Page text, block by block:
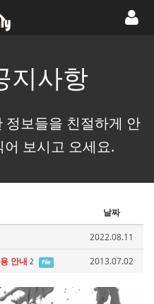
지사항
정보들을 친절하게 안
보시고 오세요.
날짜
2022.08.11
안내 2 File 2013.07.02